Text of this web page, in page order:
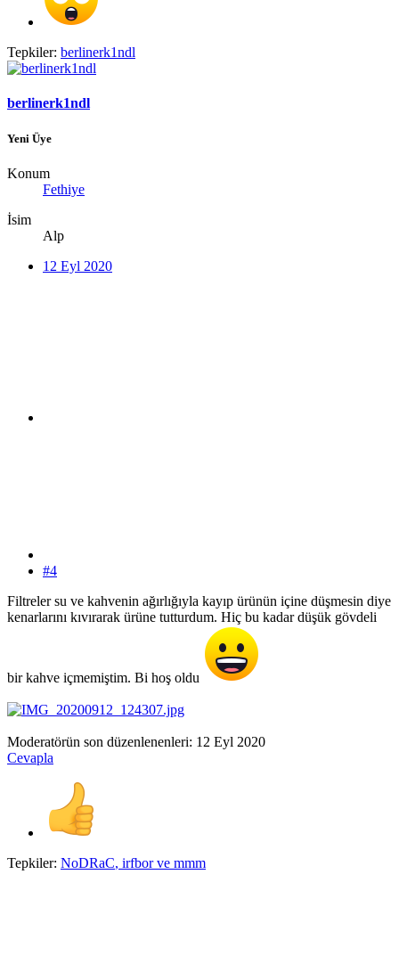
Tepkiler: berlinerk1ndl
berlinerk1ndl
Yeni Üye
Konum
Fethiye
İsim
Alp
12 Eyl 2020
#4
Filtreler su ve kahvenin ağırlığıyla kayıp ürünün içine düşmesin diye
kenarlarını kıvırarak ürüne tutturdum. Hiç bu kadar düşük gövdeli
bir kahve içmemiştim. Bi hoş oldu
Moderatörün son düzenlenenleri: 12 Eyl 2020
Cevapla
Tepkiler: NoDRaC, irfborve mmm